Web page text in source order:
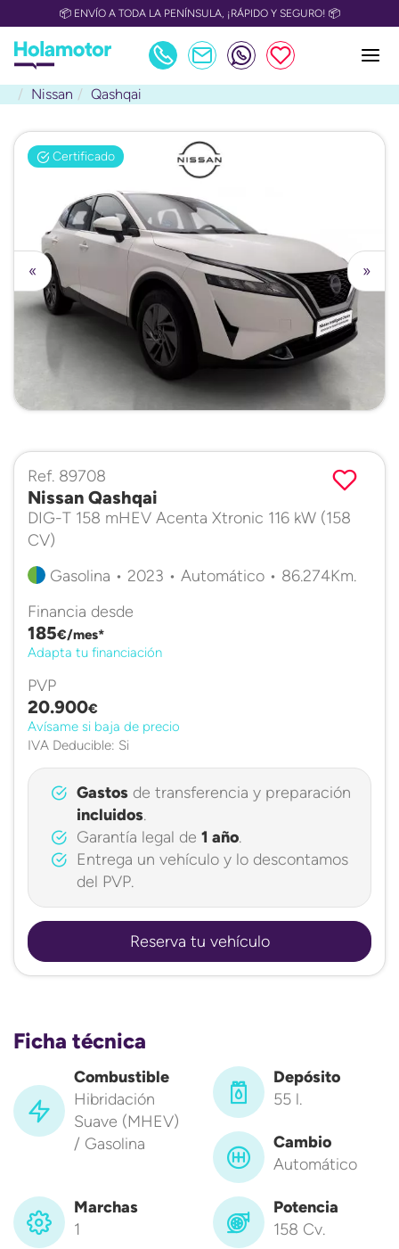
📦 ENVÍO A TODA LA PENÍNSULA, ¡RÁPIDO Y SEGURO! 📦
Nissan Qashqai
Certificado
»
«
Ref. 89708
Nissan Qashqai
DIG-T 158 mHEV Acenta Xtronic 116 kW (158
CV)
Gasolina • 2023 • Automático • 86.274Km.
Financia desde
185€/mes*
Adapta tu financiación
PVP
20.900€
Avísame si baja de precio
IVA Deducible: Si
Gastosde transferencia y preparación
incluidos.
Garantía legal de 1 año.
Entrega un vehículo y lo descontamos
del PVP.
Reserva tu vehículo
Ficha técnica
Combustible
Hibridación
Suave (MHEV)
/ Gasolina
Depósito
55 l.
Cambio
Automático
Marchas
1
Potencia
158 Cv.